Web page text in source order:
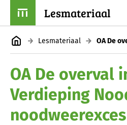
Lesmateriaal
Lesmateriaal
OA De overval
Verdieping
noodweerexces